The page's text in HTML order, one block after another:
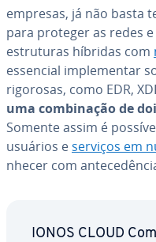
empresas, já não basta
para proteger as redes
es­tru­tu­ras híbridas com
essencial im­ple­men­tar
rigorosas, como EDR,
uma com­bi­na­ção de
Somente assim é
usuários e serviços em
nhe­cer com
IONOS CLOUD